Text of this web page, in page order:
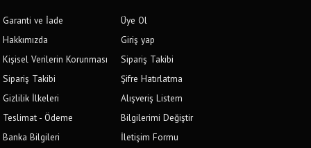
Garanti ve İade
Hakkımızda
Kişisel Verilerin Korunması
Sipariş Takibi
Gizlilik İlkeleri
Teslimat - Ödeme
Banka Bilgileri
Üye Ol
Giriş yap
Sipariş Takibi
Şifre Hatırlatma
Alışveriş Listem
Bilgilerimi Değiştir
İletişim Formu